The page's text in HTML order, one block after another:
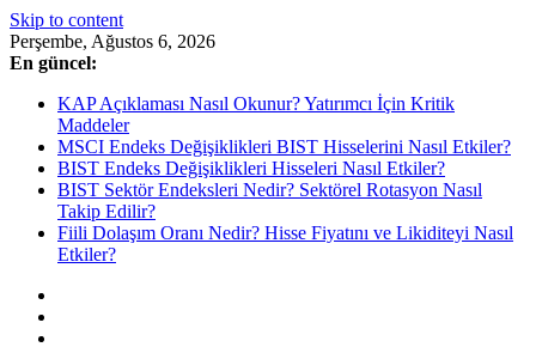
Skip to content
Perşembe, Ağustos 6, 2026
En güncel:
KAP Açıklaması Nasıl Okunur? Yatırımcı İçin Kritik
Maddeler
MSCI Endeks Değişiklikleri BIST Hisselerini Nasıl Etkiler?
BIST Endeks Değişiklikleri Hisseleri Nasıl Etkiler?
BIST Sektör Endeksleri Nedir? Sektörel Rotasyon Nasıl
Takip Edilir?
Fiili Dolaşım Oranı Nedir? Hisse Fiyatını ve Likiditeyi Nasıl
Etkiler?